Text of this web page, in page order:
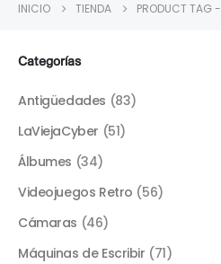
INICIO TIENDA PRODUCT TAG -
Categorías
Antigüedades (83)
LaViejaCyber (51)
Álbumes (34)
Videojuegos Retro (56)
Cámaras (46)
Máquinas de Escribir (71)